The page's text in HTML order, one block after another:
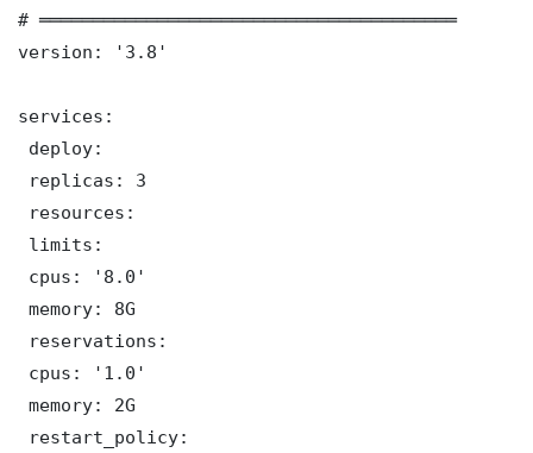
# ═══════════════════════════════════════
version: '3.8'
services:
deploy:
replicas: 3
resources:
limits:
cpus: '8.0'
memory: 8G
reservations:
cpus: '1.0'
memory: 2G
restart_policy: